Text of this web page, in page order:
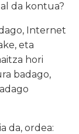
da kontua?
Internet
eta
hori
badago,
da, ordea: